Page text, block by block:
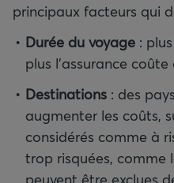
principaux facteurs qui
Durée du voyage :
plus l’assurance coûte
Destinations : des
augmenter les coûts,
considérés comme à
trop risquées, comme
peuvent être exclues